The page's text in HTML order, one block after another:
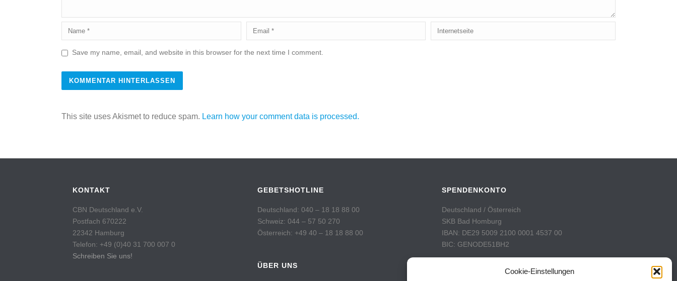
Cookie-Einstellungen
Save my name, email, and website in this browser for the next time I comment.
This site uses Akismet to reduce spam. Learn how your comment data is processed.
KONTAKT
CBN Deutschland e.V.
Postfach 670222
22342 Hamburg
Telefon: +49 (0)40 31 700 007 0
Schreiben Sie uns!
GEBETSHOTLINE
Deutschland: 040 – 18 18 88 00
Schweiz: 044 – 57 50 270
Österreich: +49 40 – 18 18 88 00
ÜBER UNS
SPENDENKONTO
Deutschland / Österreich
SKB Bad Homburg
IBAN: DE29 5009 2100 0001 4537 00
BIC: GENODE51BH2